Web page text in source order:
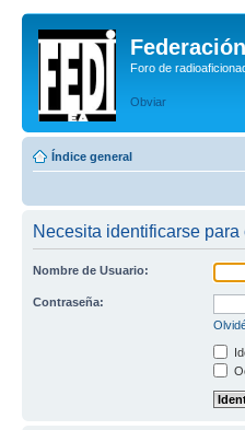
Foro de
Obviar
Índice general
Necesita identificarse
Nombre de Usuario:
Contraseña: